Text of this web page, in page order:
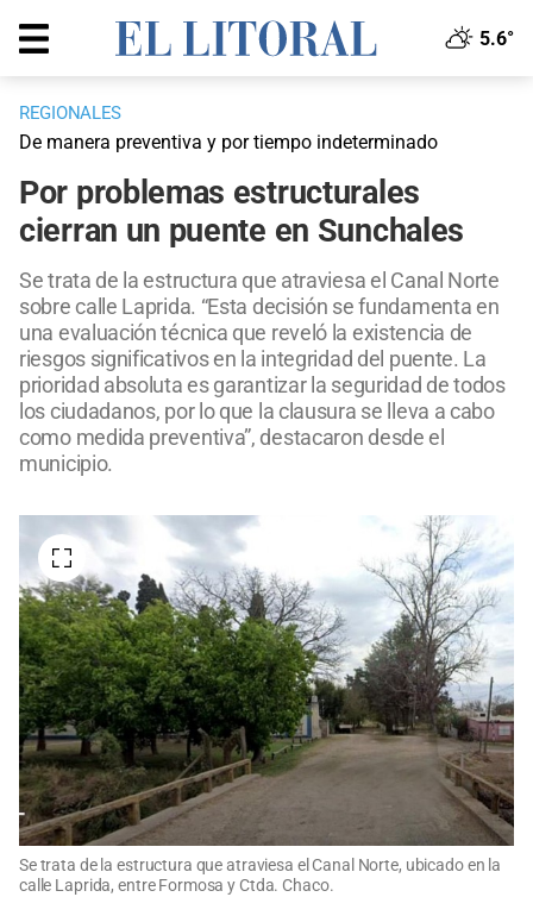
5.6°
REGIONALES
De manera preventiva y por tiempo indeterminado
Por problemas estructurales
cierran un puente en Sunchales
Se trata de la estructura que atraviesa el Canal Norte
sobre calle Laprida. “Esta decisión se fundamenta en
una evaluación técnica que reveló la existencia de
riesgos significativos en la integridad del puente. La
prioridad absoluta es garantizar la seguridad de todos
los ciudadanos, por lo que la clausura se lleva a cabo
como medida preventiva”, destacaron desde el
municipio.
Se trata de la estructura que atraviesa el Canal Norte, ubicado en la
calle Laprida, entre Formosa y Ctda. Chaco.